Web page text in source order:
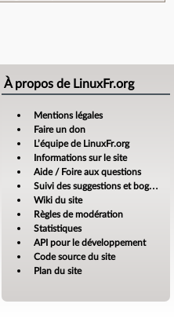
À propos de LinuxFr.org
Mentions légales
Faire un don
L’équipe de LinuxFr.org
Informations sur le site
Aide / Foire aux questions
Suivi des suggestions et bogues
Wiki du site
Règles de modération
Statistiques
API pour le développement
Code source du site
Plan du site